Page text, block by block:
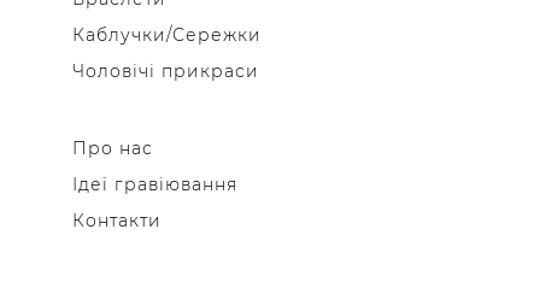
Каблучки/Сережки
Чоловічі прикраси
Про нас
Ідеї гравіювання
Контакти